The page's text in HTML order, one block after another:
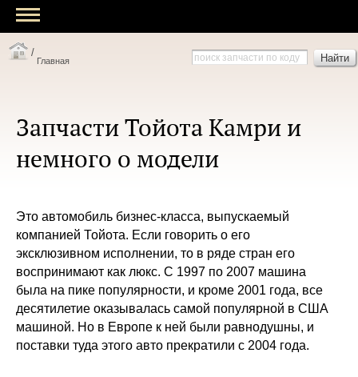
/
Главная Найти
Запчасти Тойота Камри и
немного о модели
Это автомобиль бизнес-класса, выпускаемый
компанией Тойота. Если говорить о его
эксклюзивном исполнении, то в ряде стран его
воспринимают как люкс. С 1997 по 2007 машина
была на пике популярности, и кроме 2001 года, все
десятилетие оказывалась самой популярной в США
машиной. Но в Европе к ней были равнодушны, и
поставки туда этого авто прекратили с 2004 года.